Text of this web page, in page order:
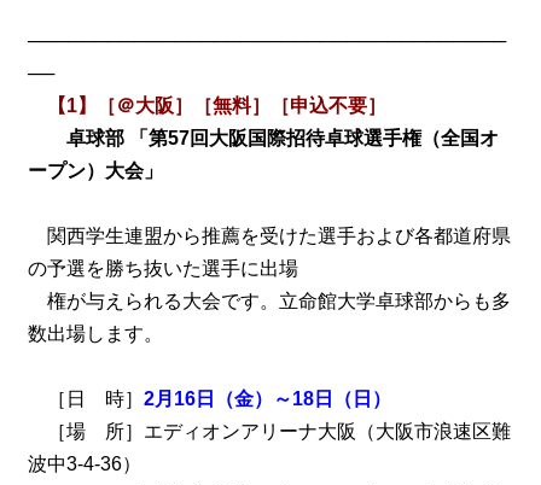
────────────────────────────────────
──
【1】［＠大阪］［無料］［申込不要］
卓球部 「第57回大阪国際招待卓球選手権（全国オ
ープン）大会」
関西学生連盟から推薦を受けた選手および各都道府県
の予選を勝ち抜いた選手に出場
権が与えられる大会です。立命館大学卓球部からも多
数出場します。
［日 時］ 2月16日（金）～18日（日）
［場 所］エディオンアリーナ大阪（大阪市浪速区難
波中3-4-36）